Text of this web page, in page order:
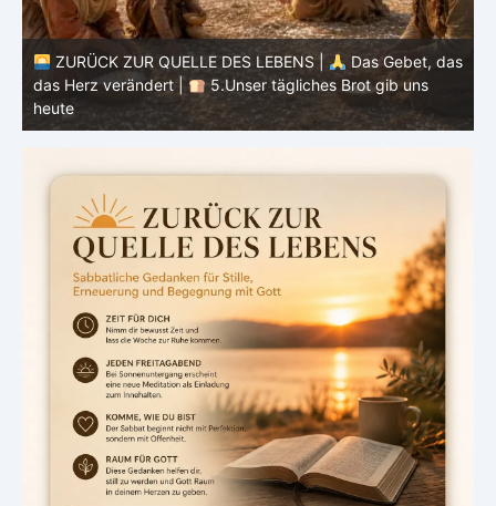
ZURÜCK ZUR QUELLE DES LEBENS |
Das Gebet, das
das Herz verändert |
4.Dein Wille geschehe